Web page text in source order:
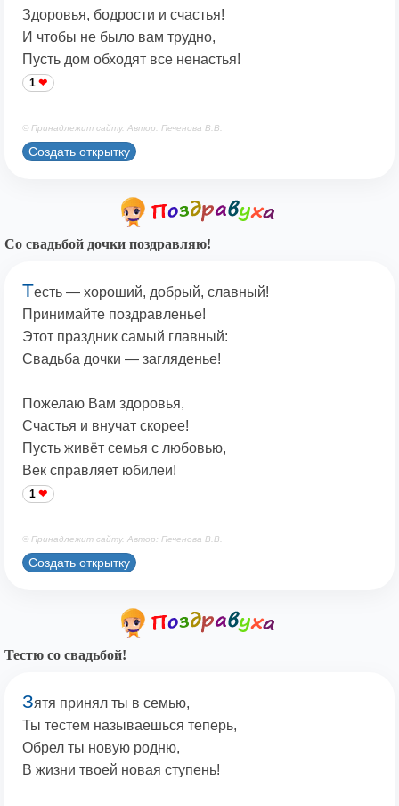
Здоровья, бодрости и счастья!
И чтобы не было вам трудно,
Пусть дом обходят все ненастья!
1
© Принадлежит сайту. Автор: Печенова В.В.
Создать открытку
Со свадьбой дочки поздравляю!
Тесть — хороший, добрый, славный!
Принимайте поздравленье!
Этот праздник самый главный:
Свадьба дочки — загляденье!
Пожелаю Вам здоровья,
Счастья и внучат скорее!
Пусть живёт семья с любовью,
Век справляет юбилеи!
1
© Принадлежит сайту. Автор: Печенова В.В.
Создать открытку
Тестю со свадьбой!
Зятя принял ты в семью,
Ты тестем называешься теперь,
Обрел ты новую родню,
В жизни твоей новая ступень!